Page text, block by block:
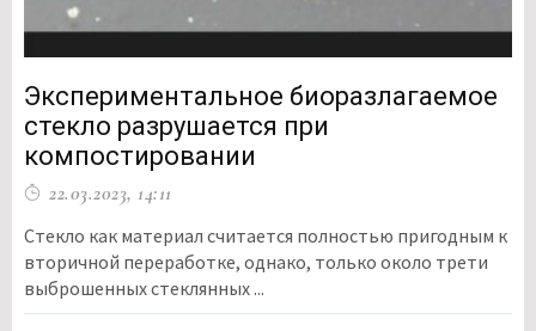
Экспериментальное биоразлагаемое
стекло разрушается при
компостировании
22.03.2023, 14:11
Стекло как материал считается полностью пригодным к
вторичной переработке, однако, только около трети
выброшенных стеклянных ...